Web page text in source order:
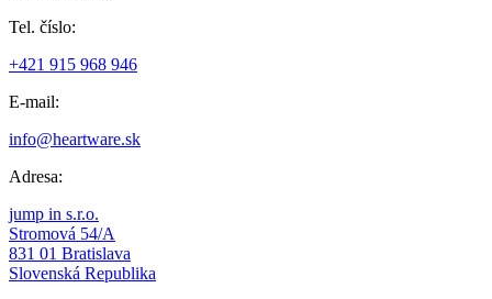
Tel. číslo:
+421 915 968 946
E-mail:
info@heartware.sk
Adresa:
jump in s.r.o.
Stromová 54/A
831 01 Bratislava
Slovenská Republika